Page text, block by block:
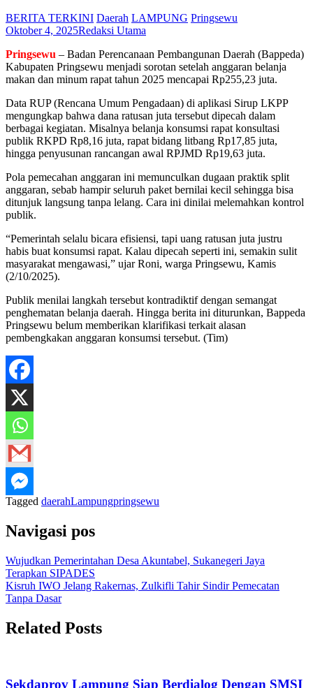
BERITA TERKINI Daerah LAMPUNG Pringsewu
Oktober 4, 2025Redaksi Utama
Pringsewu – Badan Perencanaan Pembangunan Daerah (Bappeda)
Kabupaten Pringsewu menjadi sorotan setelah anggaran belanja
makan dan minum rapat tahun 2025 mencapai Rp255,23 juta.
Data RUP (Rencana Umum Pengadaan) di aplikasi Sirup LKPP
mengungkap bahwa dana ratusan juta tersebut dipecah dalam
berbagai kegiatan. Misalnya belanja konsumsi rapat konsultasi
publik RKPD Rp8,16 juta, rapat bidang litbang Rp17,85 juta,
hingga penyusunan rancangan awal RPJMD Rp19,63 juta.
Pola pemecahan anggaran ini memunculkan dugaan praktik split
anggaran, sebab hampir seluruh paket bernilai kecil sehingga bisa
ditunjuk langsung tanpa lelang. Cara ini dinilai melemahkan kontrol
publik.
“Pemerintah selalu bicara efisiensi, tapi uang ratusan juta justru
habis buat konsumsi rapat. Kalau dipecah seperti ini, semakin sulit
masyarakat mengawasi,” ujar Roni, warga Pringsewu, Kamis
(2/10/2025).
Publik menilai langkah tersebut kontradiktif dengan semangat
penghematan belanja daerah. Hingga berita ini diturunkan, Bappeda
Pringsewu belum memberikan klarifikasi terkait alasan
pembengkakan anggaran konsumsi tersebut. (Tim)
Tagged daerahLampungpringsewu
Navigasi pos
Wujudkan Pemerintahan Desa Akuntabel, Sukanegeri Jaya
Terapkan SIPADES
Kisruh IWO Jelang Rakernas, Zulkifli Tahir Sindir Pemecatan
Tanpa Dasar
Related Posts
Sekdaprov Lampung Siap Berdialog Dengan SMSI